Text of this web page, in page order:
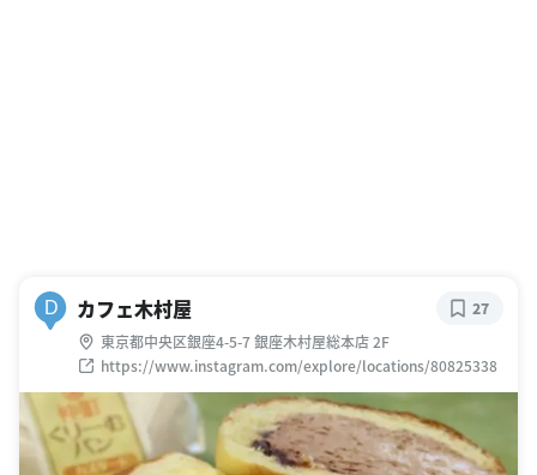
D カフェ木村屋
東京都中央区銀座4-5-7 銀座木村屋総本店 2F
https://www.instagram.com/explore/locations/80825338
27